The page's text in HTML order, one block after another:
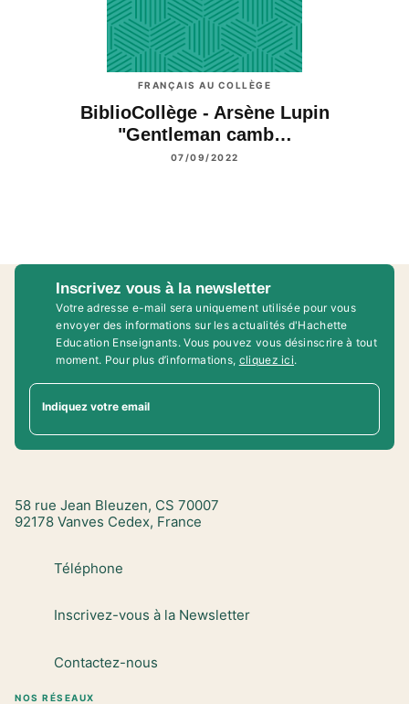
FRANÇAIS AU COLLÈGE
BiblioCollège - Arsène Lupin
"Gentleman camb…
07/09/2022
Inscrivez vous à la newsletter
Votre adresse e-mail sera uniquement utilisée pour vous
envoyer des informations sur les actualités d'Hachette
Education Enseignants. Vous pouvez vous désinscrire à tout
moment. Pour plus d’informations, cliquez ici.
Indiquez votre email
58 rue Jean Bleuzen, CS 70007
92178 Vanves Cedex, France
Téléphone
Inscrivez-vous à la Newsletter
Contactez-nous
NOS RÉSEAUX